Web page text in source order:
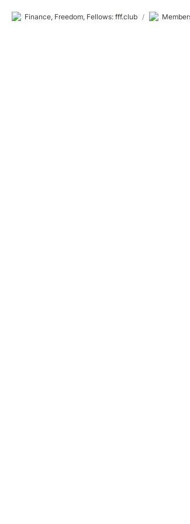
Finance, Freedom, Fellows: fff.club /